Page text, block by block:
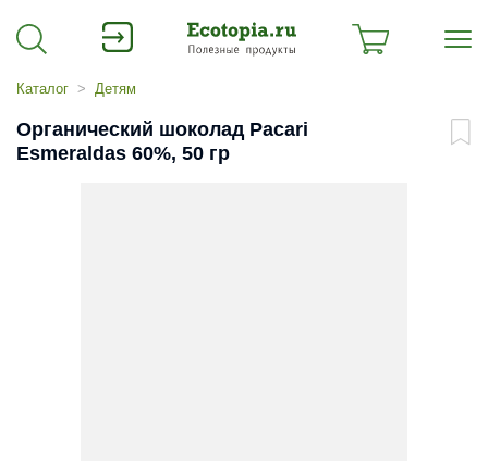
Каталог Детям
Органический шоколад Pacari
Esmeraldas 60%, 50 гр